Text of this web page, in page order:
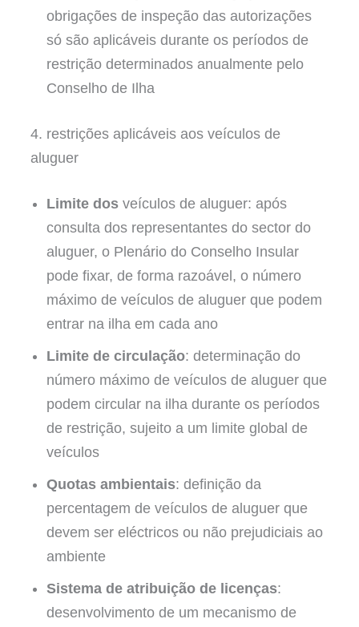
obrigações de inspeção das autorizações
só são aplicáveis durante os períodos de
restrição determinados anualmente pelo
Conselho de Ilha
4. restrições aplicáveis aos veículos de
aluguer
Limite dos veículos de aluguer: após
consulta dos representantes do sector do
aluguer, o Plenário do Conselho Insular
pode fixar, de forma razoável, o número
máximo de veículos de aluguer que podem
entrar na ilha em cada ano
Limite de circulação: determinação do
número máximo de veículos de aluguer que
podem circular na ilha durante os períodos
de restrição, sujeito a um limite global de
veículos
Quotas ambientais: definição da
percentagem de veículos de aluguer que
devem ser eléctricos ou não prejudiciais ao
ambiente
Sistema de atribuição de licenças:
desenvolvimento de um mecanismo de